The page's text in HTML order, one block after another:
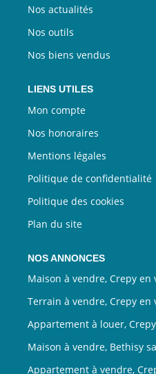
Nos actualités
Nos outils
Nos biens vendus
LIENS UTILES
Mon compte
Nos honoraires
Mentions légales
Politique de confidentialité
Politique des cookies
Plan du site
NOS ANNONCES
Maison à vendre, Crepy en
Terrain à vendre, Crepy en
Appartement à louer,
Maison à vendre, Bethisy
Appartement à vendre,